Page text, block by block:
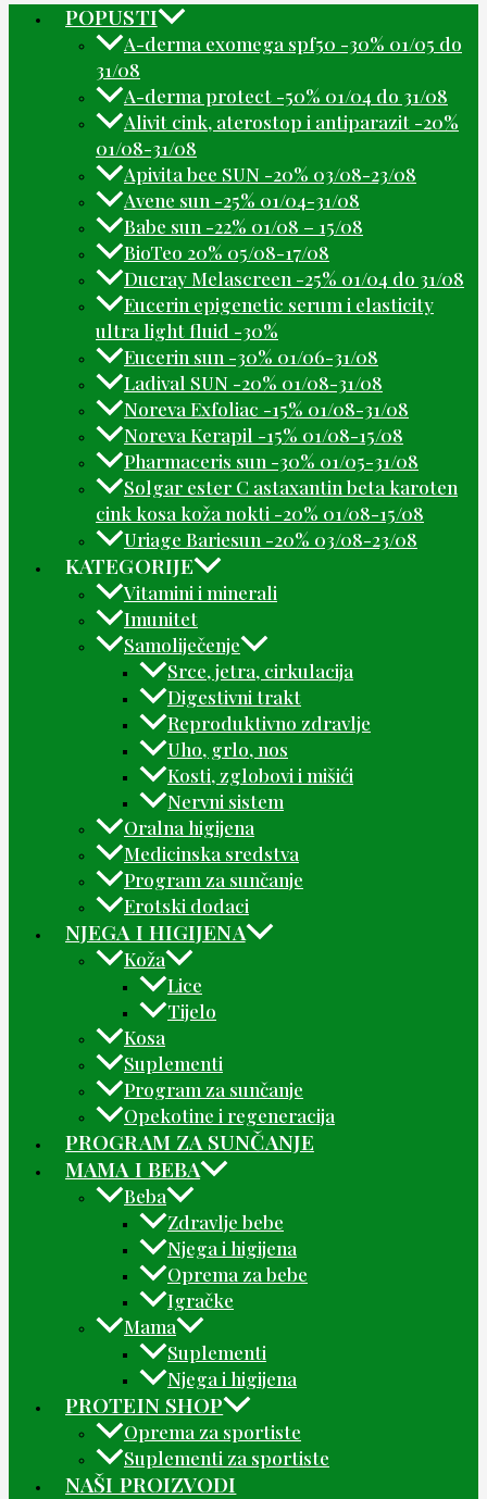
POPUSTI
A-derma exomega spf50 -30% 01/05 do
31/08
A-derma protect -50% 01/04 do 31/08
Alivit cink, aterostop i antiparazit -20%
01/08-31/08
Apivita bee SUN -20% 03/08-23/08
Avene sun -25% 01/04-31/08
Babe sun -22% 01/08 – 15/08
BioTeo 20% 05/08-17/08
Ducray Melascreen -25% 01/04 do 31/08
Eucerin epigenetic serum i elasticity
ultra light fluid -30%
Eucerin sun -30% 01/06-31/08
Ladival SUN -20% 01/08-31/08
Noreva Exfoliac -15% 01/08-31/08
Noreva Kerapil -15% 01/08-15/08
Pharmaceris sun -30% 01/05-31/08
Solgar ester C astaxantin beta karoten
cink kosa koža nokti -20% 01/08-15/08
Uriage Bariesun -20% 03/08-23/08
KATEGORIJE
Vitamini i minerali
Imunitet
Samoliječenje
Srce, jetra, cirkulacija
Digestivni trakt
Reproduktivno zdravlje
Uho, grlo, nos
Kosti, zglobovi i mišići
Nervni sistem
Oralna higijena
Medicinska sredstva
Program za sunčanje
Erotski dodaci
NJEGA I HIGIJENA
Koža
Lice
Tijelo
Kosa
Suplementi
Program za sunčanje
Opekotine i regeneracija
PROGRAM ZA SUNČANJE
MAMA I BEBA
Beba
Zdravlje bebe
Njega i higijena
Oprema za bebe
Igračke
Mama
Suplementi
Njega i higijena
PROTEIN SHOP
Oprema za sportiste
Suplementi za sportiste
NAŠI PROIZVODI